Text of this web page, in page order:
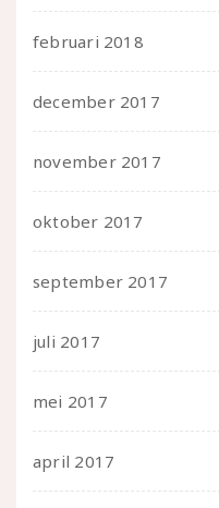
februari 2018
december 2017
november 2017
oktober 2017
september 2017
juli 2017
mei 2017
april 2017